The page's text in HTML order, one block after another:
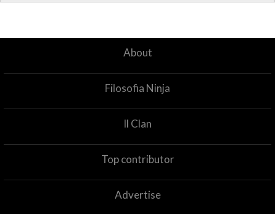
About
Filosofia Ninja
Il Clan
Top contributor
Advertise